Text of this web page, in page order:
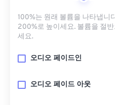
100%는 원래 볼륨을 나타냅니
200%로 높이세요. 볼륨을 절
세요.
오디오 페이드인
오디오 페이드 아웃